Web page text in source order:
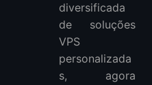
diversificada
de soluções
VPS
personalizada
s, agora